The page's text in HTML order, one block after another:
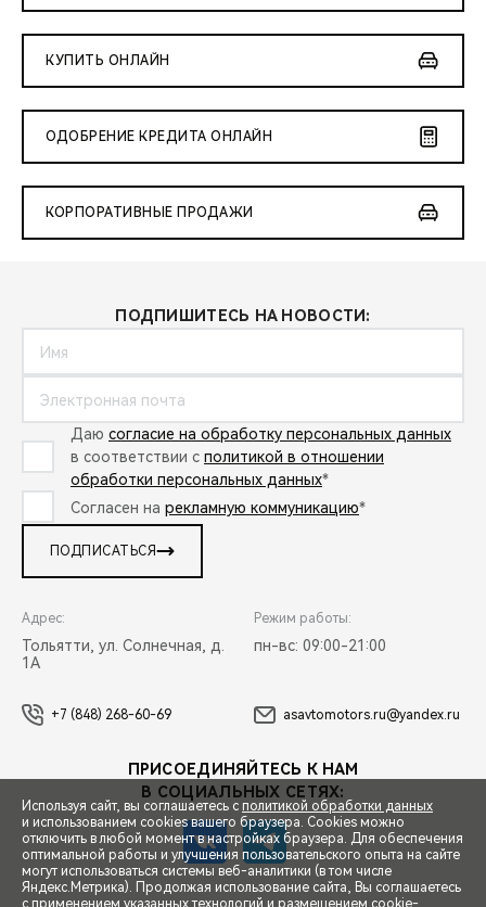
СПЕЦПРЕДЛОЖЕНИЯ
КУПИТЬ ОНЛАЙН
ОДОБРЕНИЕ КРЕДИТА ОНЛАЙН
КОРПОРАТИВНЫЕ ПРОДАЖИ
ПОДПИШИТЕСЬ НА НОВОСТИ:
Даю согласие на обработку персональных данных
в соответствии с политикой в отношении
обработки персональных данных*
Согласен на рекламную коммуникацию*
ПОДПИСАТЬСЯ
Адрес:
Тольятти, ул. Солнечная, д.
1А
Режим работы:
пн-вс: 09:00-21:00
+7 (848) 268-60-69 asavtomotors.ru@yandex.ru
ПРИСОЕДИНЯЙТЕСЬ К НАМ
В СОЦИАЛЬНЫХ СЕТЯХ:
Используя сайт, вы соглашаетесь с политикой обработки данных
и использованием cookies вашего браузера. Cookies можно
отключить в любой момент в настройках браузера. Для обеспечения
оптимальной работы и улучшения пользовательского опыта на сайте
могут использоваться системы веб-аналитики (в том числе
Яндекс.Метрика). Продолжая использование сайта, Вы соглашаетесь
с применением указанных технологий и размещением cookie-